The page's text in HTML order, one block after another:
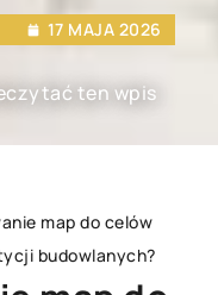
17 MAJA 2026
ten wpis
map do celów
budowlanych?